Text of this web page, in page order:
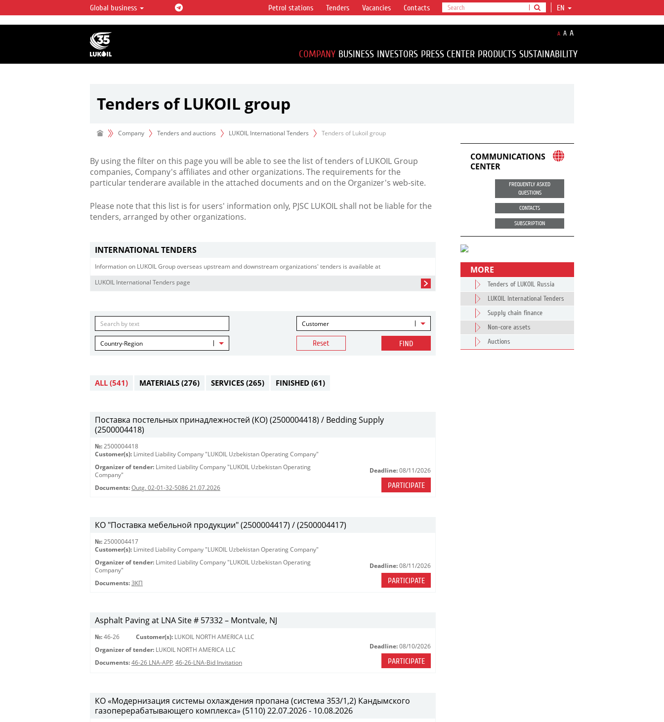
LUKOIL OVERVIEW
LUKOIL is one of the largest oil & gas vertical
integrated companies in the world accounting for
over 2% of crude production and circa 1% of proved
hydrocarbon reserves globally.
Global business EN
Petrol stations Tenders Vacancies Contacts
A A A
COMPANY BUSINESS INVESTORS PRESS CENTER PRODUCTS SUSTAINABILITY
Tenders of LUKOIL group
Company Tenders and auctions LUKOIL International Tenders Tenders of Lukoil group
By using the filter on this page you will be able to see the list of tenders of LUKOIL Group
companies, Company's affiliates and other organizations. The requirements for the
particular tenderare available in the attached documents and on the Organizer's web-site.
Please note that this list is for users' information only, PJSC LUKOIL shall not be liable for the
tenders, arranged by other organizations.
INTERNATIONAL TENDERS
Information on LUKOIL Group overseas upstream and downstream organizations' tenders is available at
LUKOIL International Tenders page
Customer
Country-Region Reset FIND
ALL (541) MATERIALS (276) SERVICES (265) FINISHED (61)
Поставка постельных принадлежностей (КО) (2500004418) / Bedding Supply
(2500004418)
№: 2500004418
Customer(s): Limited Liability Company "LUKOIL Uzbekistan Operating Company"
Organizer of tender: Limited Liability Company "LUKOIL Uzbekistan Operating
Company"
Documents: Outg. 02-01-32-5086 21.07.2026
Deadline: 08/11/2026
PARTICIPATE
КО "Поставка мебельной продукции" (2500004417) / (2500004417)
№: 2500004417
Customer(s): Limited Liability Company "LUKOIL Uzbekistan Operating Company"
Organizer of tender: Limited Liability Company "LUKOIL Uzbekistan Operating
Company"
Documents: ЗКП
Deadline: 08/11/2026
PARTICIPATE
Asphalt Paving at LNA Site # 57332 – Montvale, NJ
№: 46-26 Customer(s): LUKOIL NORTH AMERICA LLC
Organizer of tender: LUKOIL NORTH AMERICA LLC
Documents: 46-26 LNA-APP, 46-26-LNA-Bid Invitation
Deadline: 08/10/2026
PARTICIPATE
КО «Модернизация системы охлаждения пропана (система 353/1,2) Кандымского
газоперерабатывающего комплекса» (5110) 22.07.2026 - 10.08.2026
COMMUNICATIONS
CENTER
FREQUENTLY ASKED
QUESTIONS
CONTACTS
SUBSCRIPTION
MORE
Tenders of LUKOIL Russia
LUKOIL International Tenders
Supply chain finance
Non-core assets
Auctions